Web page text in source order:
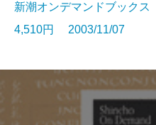
新潮オンデマンドブック
4,510円 2003/11/07